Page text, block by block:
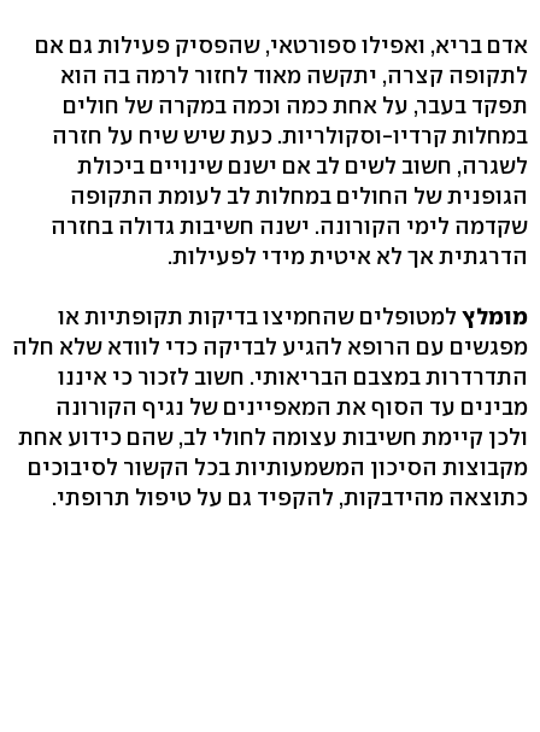
אדם בריא, ואפילו ספורטאי, שהפסיק פעילות גם אם
לתקופה קצרה, יתקשה מאוד לחזור לרמה בה הוא
תפקד בעבר, על אחת כמה וכמה במקרה של חולים
במחלות קרדיו-וסקולריות. כעת שיש שיח על חזרה
לשגרה, חשוב לשים לב אם ישנם שינויים ביכולת
הגופנית של החולים במחלות לב לעומת התקופה
שקדמה לימי הקורונה. ישנה חשיבות גדולה בחזרה
הדרגתית אך לא איטית מידי לפעילות.
מומלץ למטופלים שהחמיצו בדיקות תקופתיות או
מפגשים עם הרופא להגיע לבדיקה כדי לוודא שלא חלה
התדרדרות במצבם הבריאותי. חשוב לזכור כי איננו
מבינים עד הסוף את המאפיינים של נגיף הקורונה
ולכן קיימת חשיבות עצומה לחולי לב, שהם כידוע אחת
מקבוצות הסיכון המשמעותיות בכל הקשור לסיבוכים
כתוצאה מהידבקות, להקפיד גם על טיפול תרופתי.